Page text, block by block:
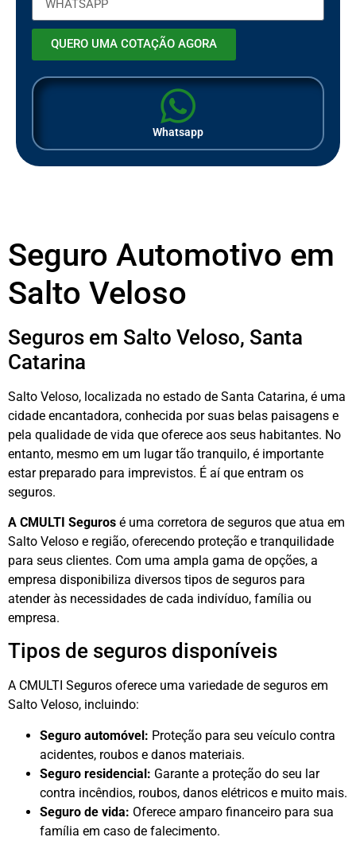
QUERO UMA COTAÇÃO AGORA
Whatsapp
Seguro Automotivo em
Salto Veloso
Seguros em Salto Veloso, Santa
Catarina
Salto Veloso, localizada no estado de Santa Catarina, é uma
cidade encantadora, conhecida por suas belas paisagens e
pela qualidade de vida que oferece aos seus habitantes. No
entanto, mesmo em um lugar tão tranquilo, é importante
estar preparado para imprevistos. É aí que entram os
seguros.
A CMULTI Seguros é uma corretora de seguros que atua em
Salto Veloso e região, oferecendo proteção e tranquilidade
para seus clientes. Com uma ampla gama de opções, a
empresa disponibiliza diversos tipos de seguros para
atender às necessidades de cada indivíduo, família ou
empresa.
Tipos de seguros disponíveis
A CMULTI Seguros oferece uma variedade de seguros em
Salto Veloso, incluindo:
Seguro automóvel: Proteção para seu veículo contra
acidentes, roubos e danos materiais.
Seguro residencial: Garante a proteção do seu lar
contra incêndios, roubos, danos elétricos e muito mais.
Seguro de vida: Oferece amparo financeiro para sua
família em caso de falecimento.